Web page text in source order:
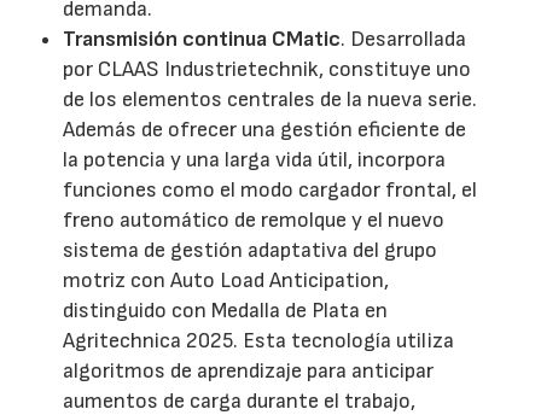
demanda.
Transmisión continua CMatic. Desarrollada
por CLAAS Industrietechnik, constituye uno
de los elementos centrales de la nueva serie.
Además de ofrecer una gestión eficiente de
la potencia y una larga vida útil, incorpora
funciones como el modo cargador frontal, el
freno automático de remolque y el nuevo
sistema de gestión adaptativa del grupo
motriz con Auto Load Anticipation,
distinguido con Medalla de Plata en
Agritechnica 2025. Esta tecnología utiliza
algoritmos de aprendizaje para anticipar
aumentos de carga durante el trabajo,